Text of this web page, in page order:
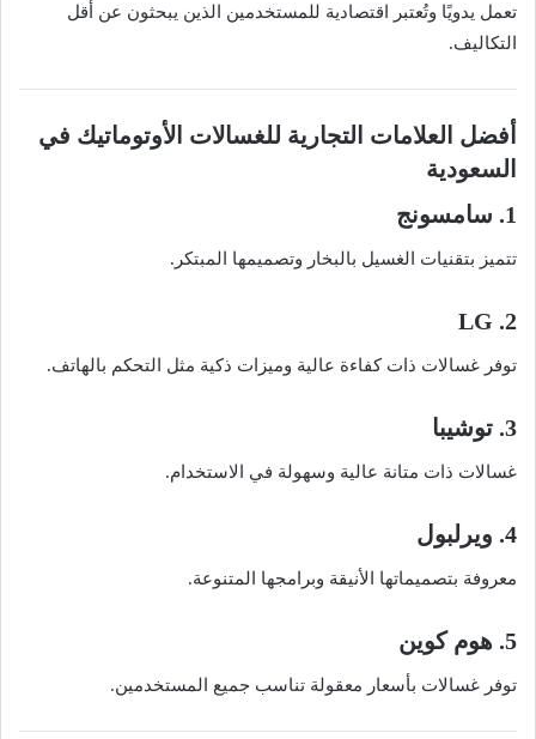
تعمل يدويًا وتُعتبر اقتصادية للمستخدمين الذين يبحثون عن أقل
التكاليف.
أفضل العلامات التجارية للغسالات الأوتوماتيك في
السعودية
1. سامسونج
تتميز بتقنيات الغسيل بالبخار وتصميمها المبتكر.
2. LG
توفر غسالات ذات كفاءة عالية وميزات ذكية مثل التحكم بالهاتف.
3. توشيبا
غسالات ذات متانة عالية وسهولة في الاستخدام.
4. ويرلبول
معروفة بتصميماتها الأنيقة وبرامجها المتنوعة.
5. هوم كوين
توفر غسالات بأسعار معقولة تناسب جميع المستخدمين.